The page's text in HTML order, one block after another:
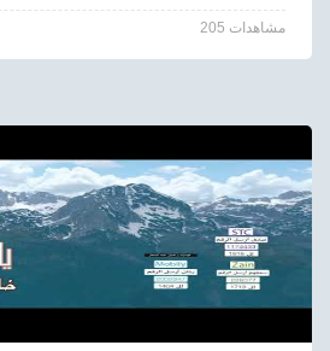
205 مشاهدات